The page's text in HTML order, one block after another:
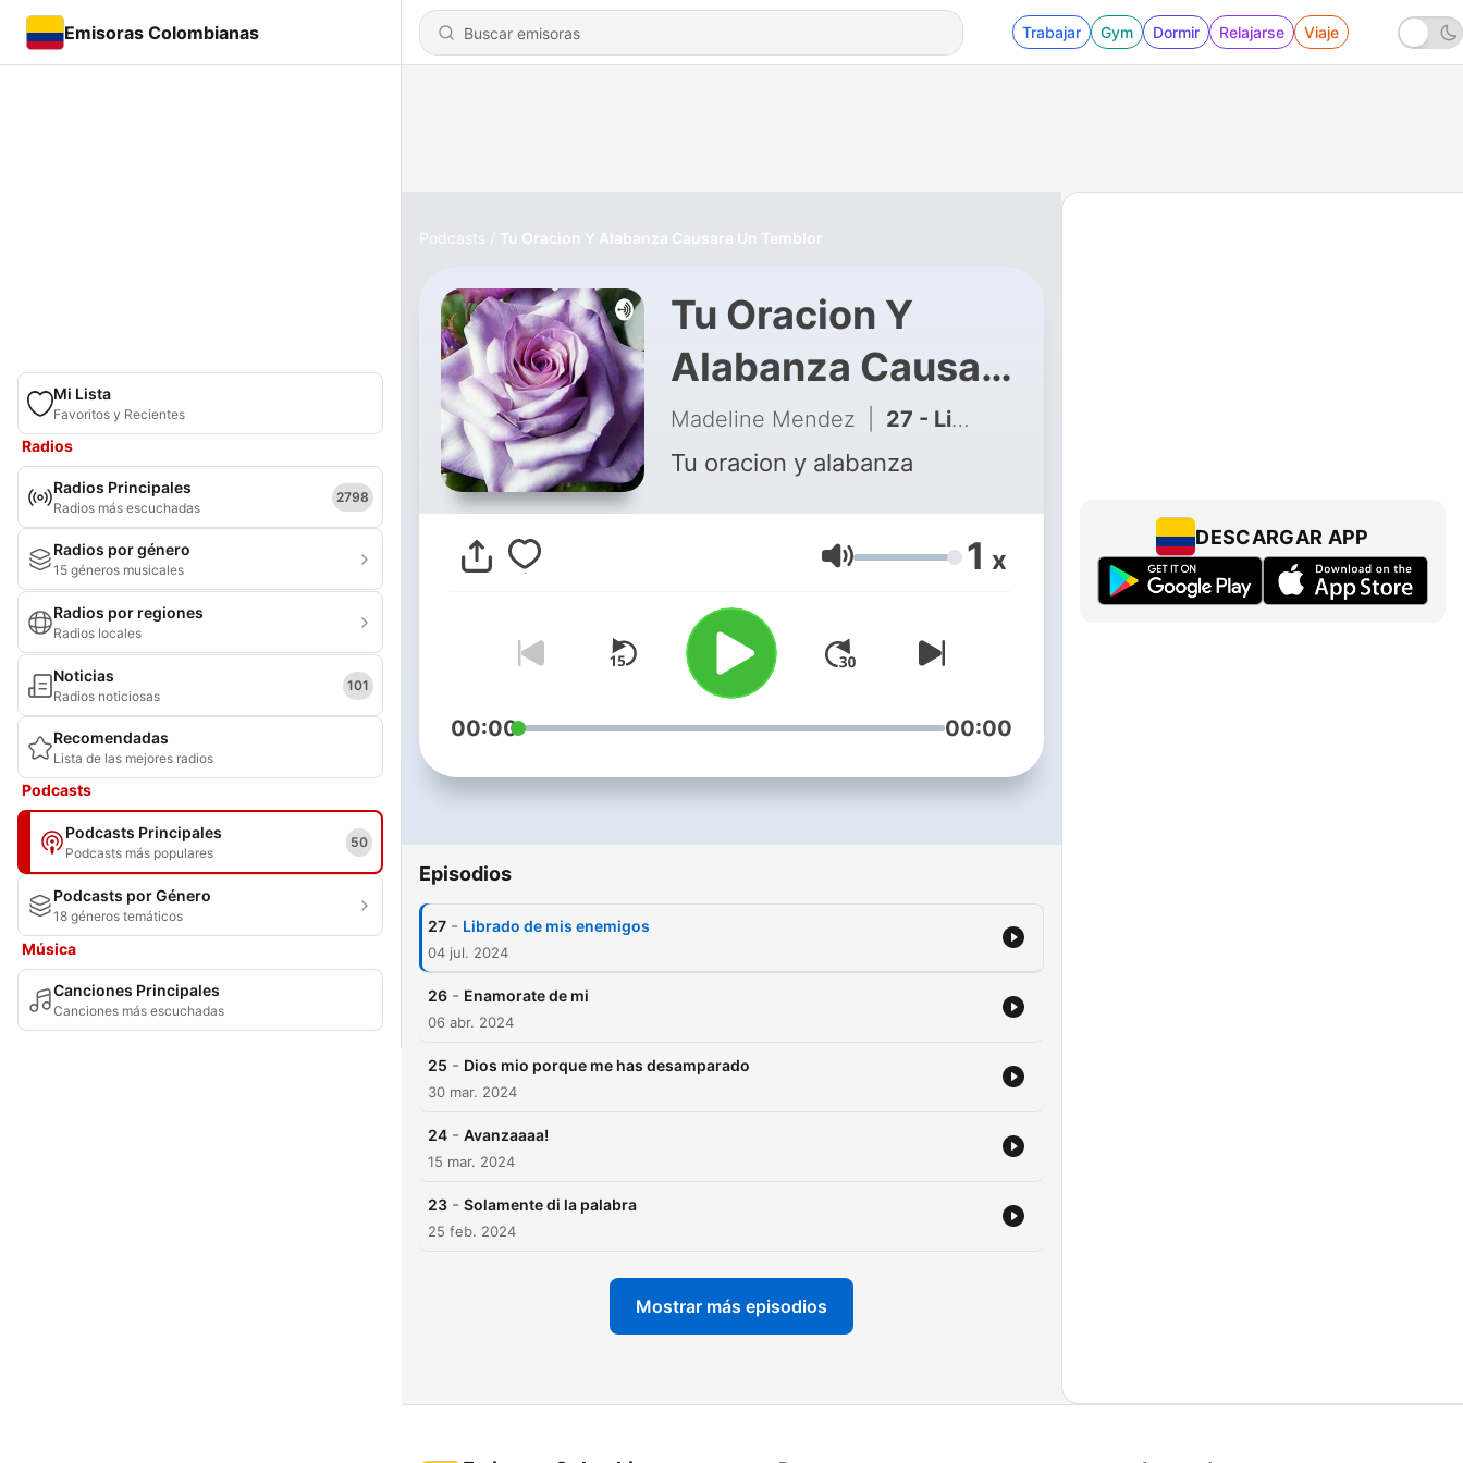
Emisoras Colombianas Trabajar Gym Dormir Relajarse Viaje
Mi Lista
Favoritos y Recientes
Radios
Radios Principales
Radios más escuchadas
2798
Radios por género
15 géneros musicales
Radios por regiones
Radios locales
Noticias
Radios noticiosas
101
Recomendadas
Lista de las mejores radios
Podcasts
Podcasts Principales
Podcasts más populares
50
Podcasts por Género
18 géneros temáticos
Música
Canciones Principales
Canciones más escuchadas
Podcasts Tu Oracion Y Alabanza Causara Un Temblor
Tu Oracion Y
Alabanza Causara
Un Temblor
Madeline Mendez 27 - Librado de mis enemigos
Tu oracion y alabanza
Volumen 1 x
00:00 00:00
Episodios
27 - Librado de mis enemigos
04 jul. 2024
26 - Enamorate de mi
06 abr. 2024
25 - Dios mio porque me has desamparado
30 mar. 2024
24 - Avanzaaaa!
15 mar. 2024
23 - Solamente di la palabra
25 feb. 2024
Mostrar más episodios
DESCARGAR APP